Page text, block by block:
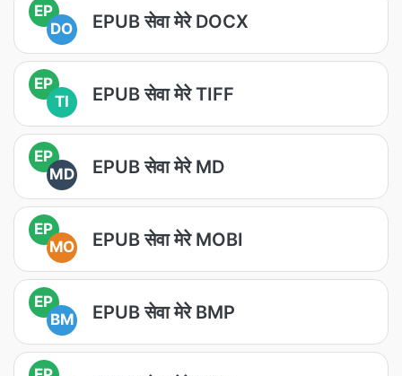
EP
DO
EPUB सेवा मेरे DOCX
EP
TI
EPUB सेवा मेरे TIFF
EP
MD
EPUB सेवा मेरे MD
EP
MO
EPUB सेवा मेरे MOBI
EP
BM
EPUB सेवा मेरे BMP